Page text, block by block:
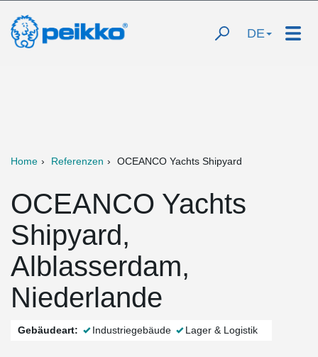
DE
Home Referenzen OCEANCO Yachts Shipyard
OCEANCO Yachts
Shipyard,
Alblasserdam,
Niederlande
Gebäudeart: Industriegebäude Lager & Logistik